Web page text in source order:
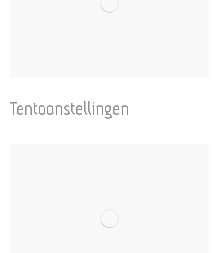
Tentoonstellingen